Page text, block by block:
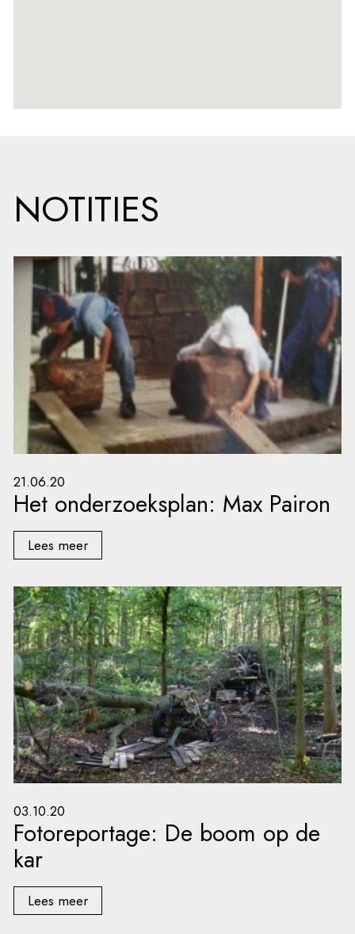
NOTITIES
21.06.20
Het onderzoeksplan: Max Pairon
Lees meer
03.10.20
Fotoreportage: De boom op de
kar
Lees meer